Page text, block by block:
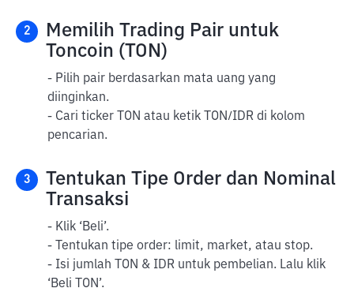
2
Memilih Trading Pair untuk
Toncoin (TON)
- Pilih pair berdasarkan mata uang yang
diinginkan.
- Cari ticker TON atau ketik TON/IDR di kolom
pencarian.
3
Tentukan Tipe Order dan Nominal
Transaksi
- Klik ‘Beli’.
- Tentukan tipe order: limit, market, atau stop.
- Isi jumlah TON & IDR untuk pembelian. Lalu klik
‘Beli TON’.